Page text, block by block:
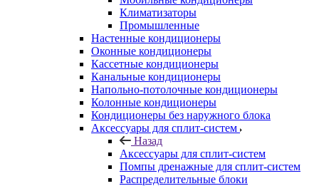
Климатизаторы
Промышленные
Настенные кондиционеры
Оконные кондиционеры
Кассетные кондиционеры
Канальные кондиционеры
Напольно-потолочные кондиционеры
Колонные кондиционеры
Кондиционеры без наружного блока
Аксессуары для сплит-систем
Назад
Аксессуары для сплит-систем
Помпы дренажные для сплит-систем
Распределительные блоки